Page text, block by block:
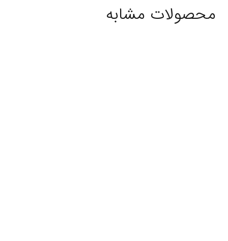
محصولات مشابه